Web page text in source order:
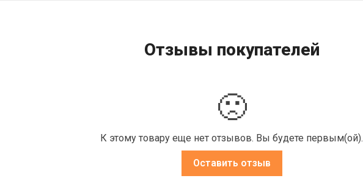
Отзывы покупателей
🙁
К этому товару еще нет отзывов. Вы будете первым(ой).
Оставить отзыв